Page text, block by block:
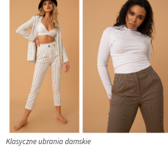
Klasyczne ubrania damskie